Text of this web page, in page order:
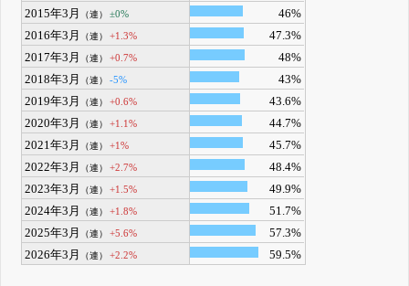
2015年3月
（連） ±0%
46%
2016年3月
（連） +1.3%
47.3%
2017年3月
（連） +0.7%
48%
2018年3月
（連） -5%
43%
2019年3月
（連） +0.6%
43.6%
2020年3月
（連） +1.1%
44.7%
2021年3月
（連） +1%
45.7%
2022年3月
（連） +2.7%
48.4%
2023年3月
（連） +1.5%
49.9%
2024年3月
（連） +1.8%
51.7%
2025年3月
（連） +5.6%
57.3%
2026年3月
（連） +2.2% 59.5%